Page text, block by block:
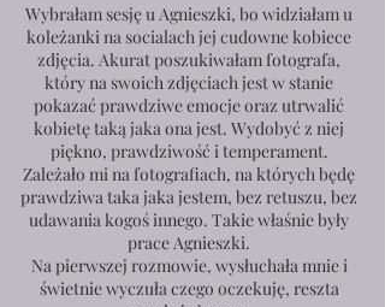
Wybrałam sesję u Agnieszki, bo widziałam u
koleżanki na socialach jej cudowne kobiece
zdjęcia. Akurat poszukiwałam fotografa,
który na swoich zdjęciach jest w stanie
pokazać prawdziwe emocje oraz utrwalić
kobietę taką jaka ona jest. Wydobyć z niej
piękno, prawdziwość i temperament.
Zależało mi na fotografiach, na których będę
prawdziwa taka jaka jestem, bez retuszu, bez
udawania kogoś innego. Takie właśnie były
prace Agnieszki.
Na pierwszej rozmowie, wysłuchała mnie i
świetnie wyczuła czego oczekuję, reszta